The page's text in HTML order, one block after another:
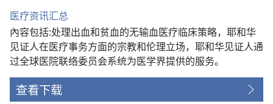
医疗资讯汇总
內容包括:处理出血和贫血的无输血医疗临床策略，耶和华
见证人在医疗事务方面的宗教和伦理立场，耶和华见证人通
过全球医院联络委员会系统为医学界提供的服务。
查看下载